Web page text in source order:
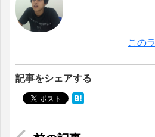
この
記事をシェアする